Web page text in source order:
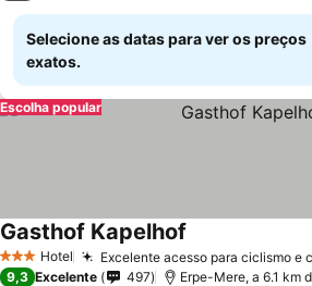
Selecione as datas para ver os preços
exatos.
Escolha popular
3 EstrelasHotel Excelente acesso para ciclismo e
Gasthof Kapelhof
9,3 Excelente 497 Erpe-Mere, a 6.1 km